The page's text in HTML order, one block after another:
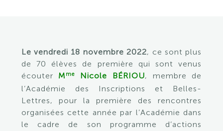
Le vendredi 18 novembre 2022, ce sont plus
de 70 élèves de première qui sont venus
écouter M me Nicole BÉRIOU, membre de
l’Académie des Inscriptions et Belles-
Lettres, pour la première des rencontres
organisées cette année par l’Académie dans
le cadre de son programme d’actions